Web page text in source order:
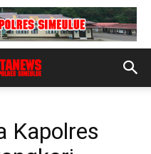
Kapolres